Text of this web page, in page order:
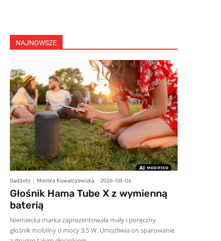
NAJNOWSZE
Gadżety Monika Kowalczewska - 2026-08-06
Głośnik Hama Tube X z wymienną
baterią
Niemiecka marka zaprezentowała mały i poręczny
głośnik mobilny o mocy 3,5 W. Umożliwia on sparowanie